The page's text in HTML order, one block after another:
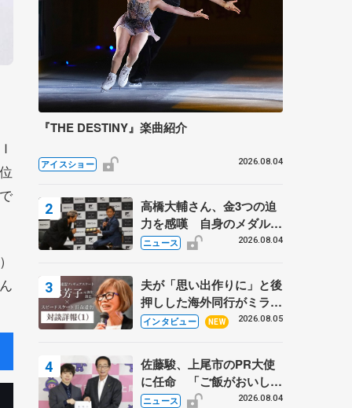
『THE DESTINY』楽曲紹介
アイスショー 2026.08.04
高橋大輔さん、金3つの迫
力を感嘆 自身のメダルは
「どちらに？」 〝リス兄
野村忠宏さんと対談
ニュース 2026.08.04
夫が「思い出作りに」と後
押しした海外同行がミラノ
まで… 繁華街のリンクで
に 小林芳子さんが振り返
るスケート人生
インタビュー NEW 2026.08.05
佐藤駿、上尾市のPR大使
に任命 「ご飯がおいし
く、住みやすいのが魅力」
ニュース 2026.08.04